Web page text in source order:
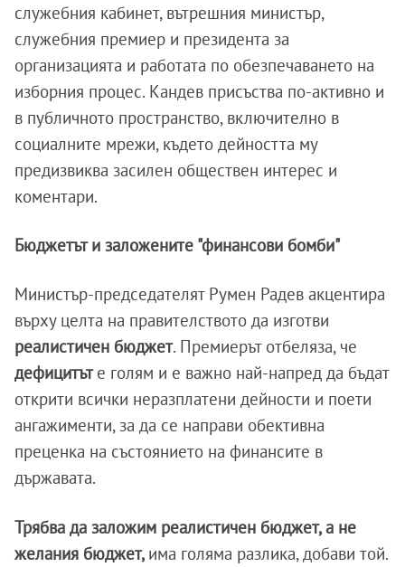
служебния кабинет, вътрешния министър,
служебния премиер и президента за
организацията и работата по обезпечаването на
изборния процес. Кандев присъства по-активно и
в публичното пространство, включително в
социалните мрежи, където дейността му
предизвиква засилен обществен интерес и
коментари.
Бюджетът и заложените "финансови бомби"
Министър-председателят Румен Радев акцентира
върху целта на правителството да изготви
реалистичен бюджет. Премиерът отбеляза, че
дефицитъте голям и е важно най-напред да бъдат
открити всички неразплатени дейности и поети
ангажименти, за да се направи обективна
преценка на състоянието на финансите в
държавата.
Трябва да заложим реалистичен бюджет, а не
желания бюджет, има голяма разлика, добави той.